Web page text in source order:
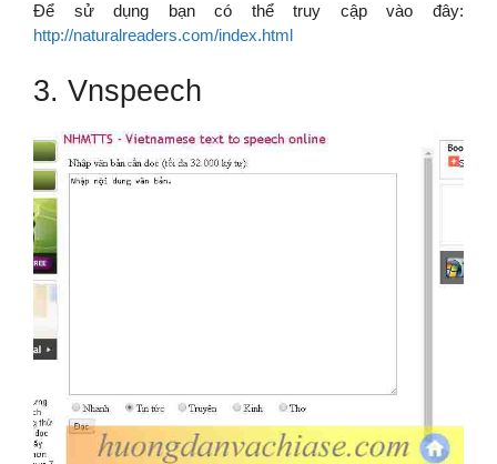
Để sử dụng bạn có thể truy cập vào đây:
http://naturalreaders.com/index.html
3. Vnspeech